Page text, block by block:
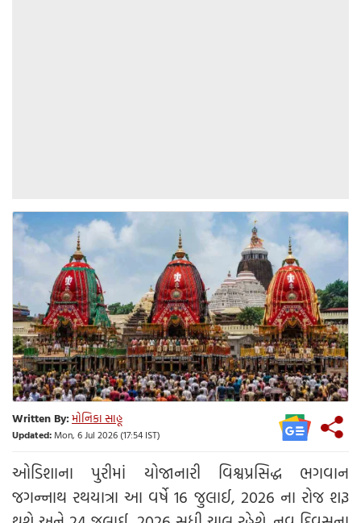
Written By:મોનિકા સાહૂ
Updated:Mon, 6 Jul 2026 (17:54 IST)
ઓડિશાના પુરીમાં યોજાનારી વિશ્વપ્રસિદ્ધ ભગવાન
જગન્નાથ રથયાત્રા આ વર્ષે 16 જુલાઈ, 2026 ના રોજ શરૂ